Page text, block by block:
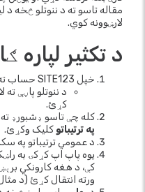
مقاله تاسو ته د ننوتلو څخه د
لارښوونه کوي.
د تکثیر لپاره
خپل SITE123 حساب ته ننوځئ.
د ننوتلو پاڼې
کړئ.
کله چې تاسو ډشبورډ ته
په ترتیباتو کلیک وکړئ.
د عمومي ترتیباتو په
یوه پاپ اپ کړکۍ به
کې، د هغه کارونکي
ورته انتقال کړئ (د